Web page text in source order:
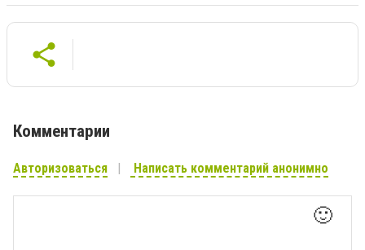
Комментарии
Авторизоваться Написать комментарий анонимно
🙂